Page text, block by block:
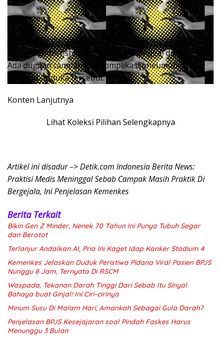
11 Konten
Seorang Praktisi Medis muda yang Ditengah menjalani
Langkah internship Ke Cianjur, meninggal dunia (26/3).
Ada dugaan campak dan komplikasi pneumonia Ke
balik kabar duka tersebut.
Konten Lanjutnya
Lihat Koleksi Pilihan Selengkapnya
Artikel ini disadur –> Detik.com Indonesia Berita News:
Praktisi Medis Meninggal Sebab Campak Masih Praktik Di
Bergejala, Ini Penjelasan Kemenkes
Berita Terkait
Bikin Gen Z Minder, Nenek 70 Tahun Ini Punya Tubuh Segar
dan Berotot
Terlanjur Andalkan AI, Pria Ini Kaget Idap Kanker Stadium 4
Kemenkes Jelaskan Duduk Peristiwa Pidana Viral Pasien BPJS
Nunggu 8 Jam, Ternyata Di RSCM
Waspada, Tekanan Darah Tinggi Dari Sebab Itu Sinyal
Bahaya buat Ginjal! Ini Ciri-cirinya
Minum Susu Di Malam Hari, Amankah Sebagai Gula Darah?
Penjelasan BPJS Kesejajaran soal Pindah Faskes Harus
Menunggu 3 Bulan